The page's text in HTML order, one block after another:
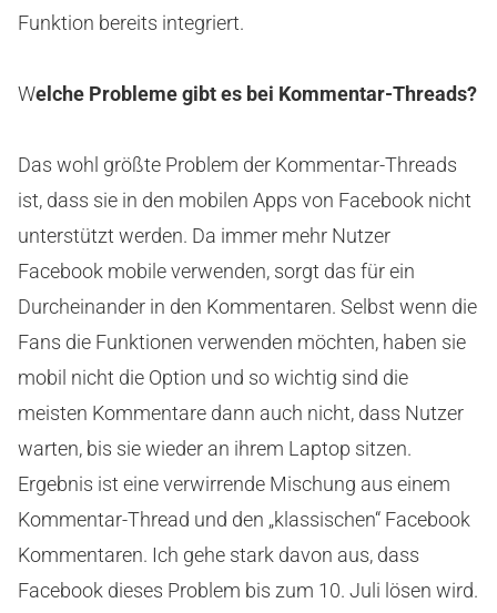
Funktion bereits integriert.
Welche Probleme gibt es bei Kommentar-Threads?
Das wohl größte Problem der Kommentar-Threads
ist, dass sie in den mobilen Apps von Facebook nicht
unterstützt werden. Da immer mehr Nutzer
Facebook mobile verwenden, sorgt das für ein
Durcheinander in den Kommentaren. Selbst wenn die
Fans die Funktionen verwenden möchten, haben sie
mobil nicht die Option und so wichtig sind die
meisten Kommentare dann auch nicht, dass Nutzer
warten, bis sie wieder an ihrem Laptop sitzen.
Ergebnis ist eine verwirrende Mischung aus einem
Kommentar-Thread und den „klassischen“ Facebook
Kommentaren. Ich gehe stark davon aus, dass
Facebook dieses Problem bis zum 10. Juli lösen wird.